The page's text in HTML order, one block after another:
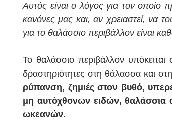
Αυτός είναι ο λόγος για τον οποίο
κανόνες μας και, αν χρειαστεί, να
για το θαλάσσιο περιβάλλον είναι
Το θαλάσσιο περιβάλλον
δραστηριότητες στη θάλασσα και
ρύπανση, ζημιές στον βυθό,
μη αυτόχθονων ειδών, θαλάσσια
ωκεανών.